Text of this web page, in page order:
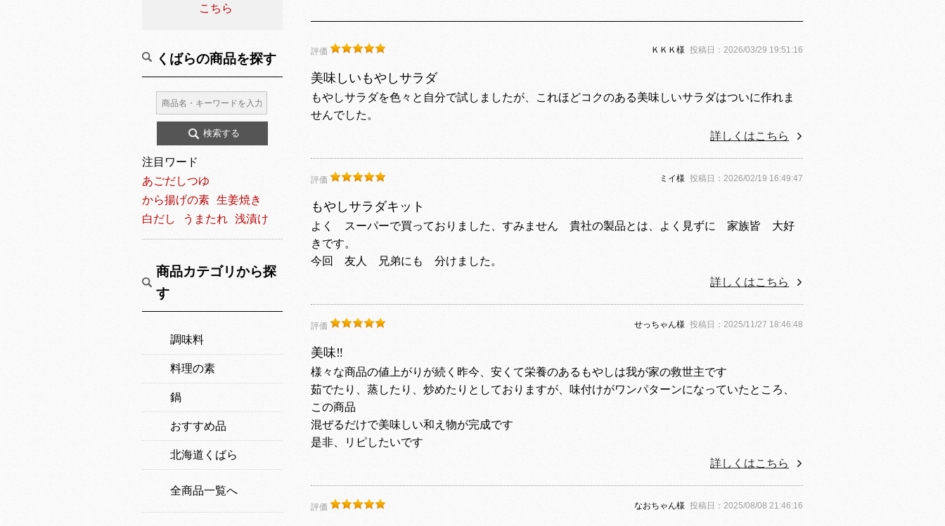
こちら
くばらの商品を探す
注目ワード
あごだしつゆ
から揚げの素 生姜焼き
白だし
うまたれ 浅漬け
商品カテゴリから探
す
調味料
料理の素
鍋
おすすめ品
北海道くばら
全商品一覧へ
評価 ＫＫＫ 様 投稿日： 2026/03/29 19:51:16
美味しいもやしサラダ
もやしサラダを色々と自分で試しましたが、これほどコクのある美味しいサラダはついに作れま
せんでした。
詳しくはこちら
評価 ミイ様 投稿日： 2026/02/19 16:49:47
もやしサラダキット
よく スーパーで買っておりました、すみません 貴社の製品とは、よく見ずに 家族皆 大好
きです。
今回 友人 兄弟にも 分けました。
詳しくはこちら
評価 せっちゃん様 投稿日： 2025/11/27 18:46:48
美味‼️
様々な商品の値上がりが続く昨今、安くて栄養のあるもやしは我が家の救世主です
茹でたり、蒸したり、炒めたりとしておりますが、味付けがワンパターンになっていたところ、
この商品
混ぜるだけで美味しい和え物が完成です
是非、リピしたいです
詳しくはこちら
評価 なおちゃん様 投稿日： 2025/08/08 21:46:16